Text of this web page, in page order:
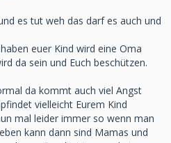
es tut weh das darf es auch und
euer Kind wird eine Oma
da sein und Euch beschützen.
da kommt auch viel Angst
vielleicht Eurem Kind
mal leider immer so wenn man
kann dann sind Mamas und